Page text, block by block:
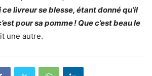
ce livreur se blesse, étant donné qu’il
pour sa pomme ! Que c’est beau le
une autre.